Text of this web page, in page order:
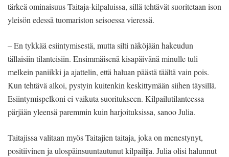
tärkeä ominaisuus Taitaja-kilpaluissa, sillä tehtävät suoritetaan ison
yleisön edessä tuomariston seisoessa vieressä.
– En tykkää esiintymisestä, mutta silti näköjään hakeudun
tällaisiin tilanteisiin. Ensimmäisenä kisapäivänä minulle tuli
melkein paniikki ja ajattelin, että haluan päästä täältä vain pois.
Kun tehtävä alkoi, pystyin kuitenkin keskittymään siihen täysillä.
Esiintymispelkoni ei vaikuta suoritukseen. Kilpailutilanteessa
pärjään yleensä paremmin kuin harjoituksissa, sanoo Julia.
Taitajissa valitaan myös Taitajien taitaja, joka on menestynyt,
positiivinen ja ulospäinsuuntautunut kilpailija. Julia olisi halunnut